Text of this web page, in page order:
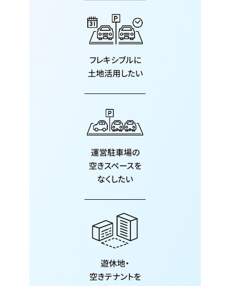
フレキシブルに
土地活用したい
運営駐車場の
空きスペースを
なくしたい
遊休地・
空きテナントを